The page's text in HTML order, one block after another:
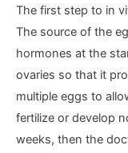
The first step to in
The source of the
hormones at the
ovaries so that it
multiple eggs to
fertilize or develop
weeks, then the